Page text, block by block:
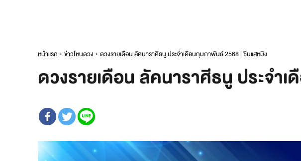
หน้าแรก ข่าวโหนดวง ดวงรายเดือน ลัคนาราศีธนู ประจำเดือนกุมภาพันธ์ 2568 | ซินแสหมิง
ดวงรายเดือน ลัคนาราศีธนู ประจำ